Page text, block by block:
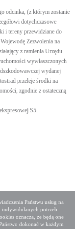
Państwu usług na
potrzeb.
oznacza, że będą one
dokonać w każdym
odcinka, (z którym zostanie
dotychczasowe
i tereny przewidziane do
Zezwolenia na
z ramienia Urzędu
wywłaszczonych
wydanej
przeleje środki na
zgodnie z ostateczną
S5.
Linkedin